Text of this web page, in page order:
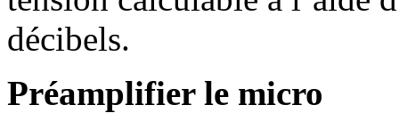
décibels.
Préamplifier le micro